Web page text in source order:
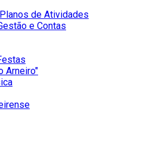
de Atividades
e Contas
Arneiro"